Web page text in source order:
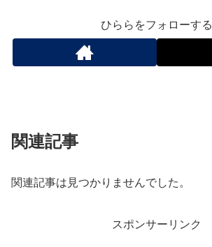
ひららをフォローする
関連記事
関連記事は見つかりませんでした。
スポンサーリンク